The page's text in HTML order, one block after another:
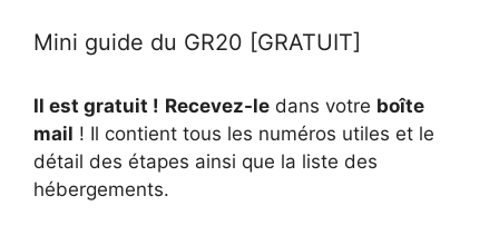
Mini guide du GR20 [GRATUIT]
Il est gratuit ! Recevez-le dans votre boîte
mail ! Il contient tous les numéros utiles et le
détail des étapes ainsi que la liste des
hébergements.